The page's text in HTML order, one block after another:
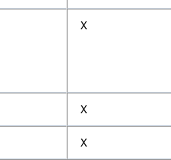
X
X
X